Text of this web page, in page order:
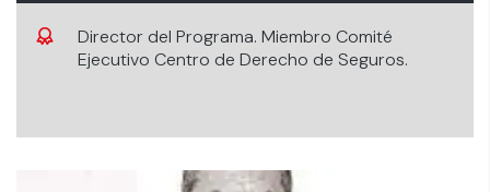
Director del Programa. Miembro Comité
Ejecutivo Centro de Derecho de Seguros.